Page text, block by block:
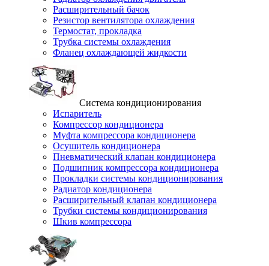
Расширительный бачок
Резистор вентилятора охлаждения
Термостат, прокладка
Трубка системы охлаждения
Фланец охлаждающей жидкости
Система кондиционирования
Испаритель
Компрессор кондиционера
Муфта компрессора кондиционера
Осушитель кондиционера
Пневматический клапан кондиционера
Подшипник компрессора кондиционера
Прокладки системы кондиционирования
Радиатор кондиционера
Расширительный клапан кондиционера
Трубки системы кондиционирования
Шкив компрессора